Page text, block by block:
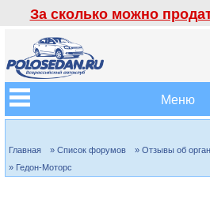
За сколько можно
Меню
Главная » Список форумов » Отзывы об
» Гедон-Моторс